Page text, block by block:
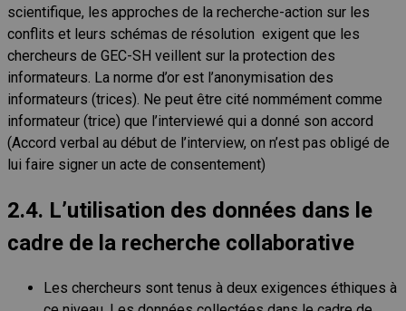
scientifique, les approches de la recherche-action sur les
conflits et leurs schémas de résolution exigent que les
chercheurs de GEC-SH veillent sur la protection des
informateurs. La norme d’or est l’anonymisation des
informateurs (trices). Ne peut être cité nommément comme
informateur (trice) que l’interviewé qui a donné son accord
(Accord verbal au début de l’interview, on n’est pas obligé de
lui faire signer un acte de consentement)
2.4. L’utilisation des données dans le
cadre de la recherche collaborative
Les chercheurs sont tenus à deux exigences éthiques à